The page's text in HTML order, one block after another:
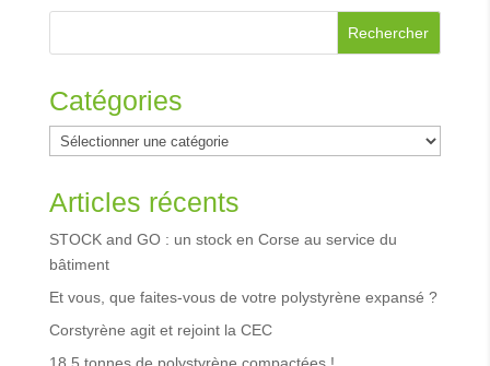
Catégories
Catégories
Articles récents
STOCK and GO : un stock en Corse au service du
bâtiment
Et vous, que faites-vous de votre polystyrène expansé ?
Corstyrène agit et rejoint la CEC